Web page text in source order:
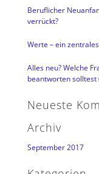
Beruflicher
verrückt?
Werte – ein
Alles neu? Welche
beantworten solltest
Neueste
Archiv
September 2017